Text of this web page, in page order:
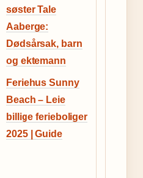
søster Tale
Aaberge:
Dødsårsak, barn
og ektemann
Feriehus Sunny
Beach – Leie
billige ferieboliger
2025 | Guide